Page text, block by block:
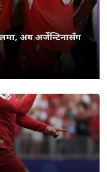
अब अर्जेन्टिनासँग